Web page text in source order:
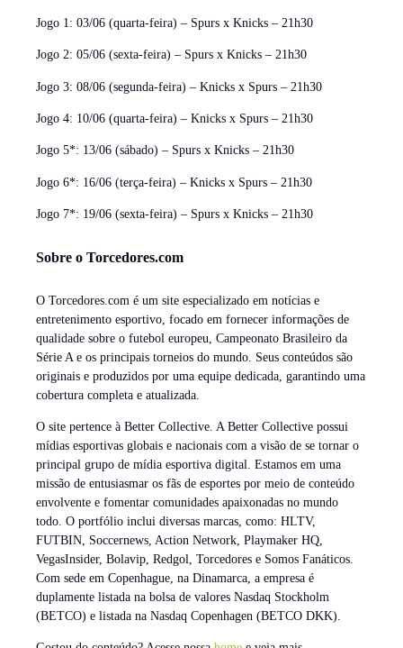
Jogo 1: 03/06 (quarta-feira) – Spurs x Knicks – 21h30
Jogo 2: 05/06 (sexta-feira) – Spurs x Knicks – 21h30
Jogo 3: 08/06 (segunda-feira) – Knicks x Spurs – 21h30
Jogo 4: 10/06 (quarta-feira) – Knicks x Spurs – 21h30
Jogo 5*: 13/06 (sábado) – Spurs x Knicks – 21h30
Jogo 6*: 16/06 (terça-feira) – Knicks x Spurs – 21h30
Jogo 7*: 19/06 (sexta-feira) – Spurs x Knicks – 21h30
Sobre o Torcedores.com
O Torcedores.com é um site especializado em notícias e
entretenimento esportivo, focado em fornecer informações de
qualidade sobre o futebol europeu, Campeonato Brasileiro da
Série A e os principais torneios do mundo. Seus conteúdos são
originais e produzidos por uma equipe dedicada, garantindo uma
cobertura completa e atualizada.
O site pertence à Better Collective. A Better Collective possui
mídias esportivas globais e nacionais com a visão de se tornar o
principal grupo de mídia esportiva digital. Estamos em uma
missão de entusiasmar os fãs de esportes por meio de conteúdo
envolvente e fomentar comunidades apaixonadas no mundo
todo. O portfólio inclui diversas marcas, como: HLTV,
FUTBIN, Soccernews, Action Network, Playmaker HQ,
VegasInsider, Bolavip, Redgol, Torcedores e Somos Fanáticos.
Com sede em Copenhague, na Dinamarca, a empresa é
duplamente listada na bolsa de valores Nasdaq Stockholm
(BETCO) e listada na Nasdaq Copenhagen (BETCO DKK).